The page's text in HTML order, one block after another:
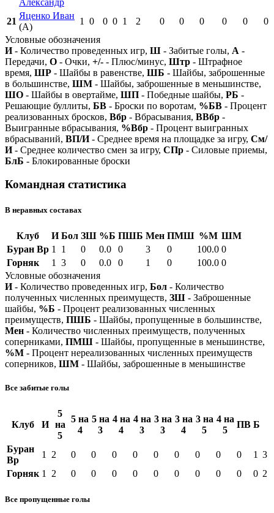
21
Яценко Иван
(А)
1 0 0 0 1 2 0 0 0 0 0
0
Условные обозначения
И- Количество проведенных игр, Ш - Забитые голы, А -
Передачи, О - Очки, +/- - Плюс/минус, Штр - Штрафное
время, ШР - Шайбы в равенстве, ШБ - Шайбы, заброшенные
в большинстве, ШМ - Шайбы, заброшенные в меньшинстве,
ШО - Шайбы в овертайме, ШП - Победные шайбы, РБ -
Решающие буллиты, БВ - Броски по воротам, %БВ - Процент
реализованных бросков, Вбр - Вбрасывания, ВВбр -
Выигранные вбрасывания, %Вбр - Процент выигранных
вбрасываний, ВП/И- Среднее время на площадке за игру, См/
И- Среднее количество смен за игру, СПр - Силовые приемы,
БлБ - Блокированные броски
Командная статистика
В неравных составах
Клуб И Бол ЗШ %Б ПШБ Мен ПМШ %М ШМ
Буран Вр 1 1 0 0.0 0 3 0 100.0 0
Горняк
1 3 0 0.0 0 1 0 100.0 0
Условные обозначения
И- Количество проведенных игр, Бол - Количество
полученных численных преимуществ, ЗШ - Заброшенные
шайбы, %Б - Процент реализованных численных
преимуществ, ПШБ - Шайбы, пропущенные в большинстве,
Мен - Количество численных преимуществ, полученных
соперниками, ПМШ - Шайбы, пропущенные в меньшинстве,
%М - Процент нереализованных численных преимуществ
соперников, ШМ - Шайбы, заброшенные в меньшинстве
Все забитые голы
Клуб И
5
на
5
5 на
4
5 на
3
4 на
4
4 на
3
3 на
3
3 на
4
3 на
5
4 на
5
ПВ Б
Буран
Вр
1 2 0 0 0 0 0 0 0 0 0 1 3
Горняк 1 2 0 0 0 0 0 0 0 0 0 0 2
Все пропущенные голы